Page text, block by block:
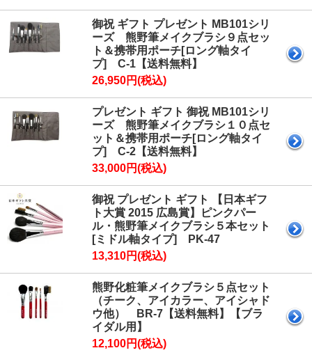
御祝 ギフト プレゼント MB101シリ
ーズ 熊野筆メイクブラシ９点セッ
ト＆携帯用ポーチ[ロング軸タイ
プ] C-1【送料無料】
26,950円(税込)
プレゼント ギフト 御祝 MB101シリ
ーズ 熊野筆メイクブラシ１０点セ
ット＆携帯用ポーチ[ロング軸タイ
プ] C-2【送料無料】
33,000円(税込)
御祝 プレゼント ギフト 【日本ギフ
ト大賞 2015 広島賞】ピンクパー
ル・熊野筆メイクブラシ５本セット
[ミドル軸タイプ] PK-47
13,310円(税込)
熊野化粧筆メイクブラシ５点セット
（チーク、アイカラー、アイシャド
ウ他） BR-7【送料無料】【ブラ
イダル用】
12,100円(税込)